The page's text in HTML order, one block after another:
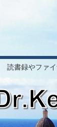
読書録やファ